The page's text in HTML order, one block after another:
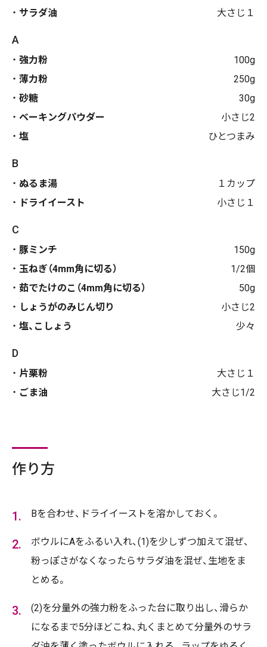
サラダ油
大さじ１
A
強力粉
100g
薄力粉
250g
砂糖
30g
ベーキングパウダー
小さじ2
塩
ひとつまみ
B
ぬるま湯
１カップ
ドライイースト
小さじ１
C
豚ミンチ
150g
玉ねぎ（4mm角に切る）
1/2個
茹でたけのこ（4mm角に切る）
50g
しょうがのみじん切り
小さじ2
塩、こしょう
少々
D
片栗粉
大さじ１
ごま油
大さじ1/2
作り方
Bを合わせ、ドライイーストを溶かしておく。
ボウルにAをふるい入れ、(1)を少しずつ加えて混ぜ、
粉っぽさがなくなったらサラダ油を混ぜ、生地をま
とめる。
(2)を分量外の強力粉をふった台に取り出し、滑らか
になるまで5分ほどこね、丸くまとめて分量外のサラ